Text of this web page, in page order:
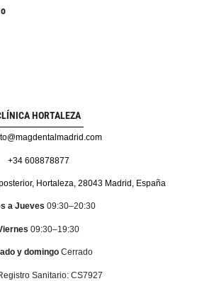
HORTALEZA
+34 608878877
Hortaleza, 28043 Madrid, España
a Jueves 09:30–20:30
09:30–19:30
y domingo Cerrado
Sanitario: CS7927